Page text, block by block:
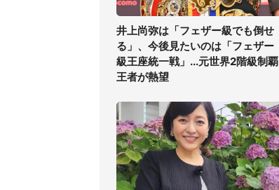
井上尚弥は「フェザー級でも倒せ
る」、今後見たいのは「フェザー
級王座統一戦」...元世界2階級制覇
王者が熱望